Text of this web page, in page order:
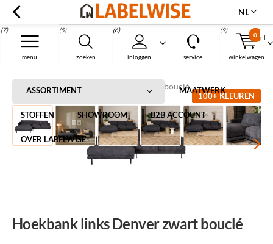
nl
zoeken
(5)
inloggen
(6)
menu
(7)
service winkelwagen
0
(9)
Menu
NL
ASSORTIMENT MAATWERK
STOFFEN SHOWROOM B2B ACCOUNT
OVER LABELWISE
Home Hoekbank links Denver zwart bouclé
100+ KLEUREN
Hoekbank links Denver zwart bouclé